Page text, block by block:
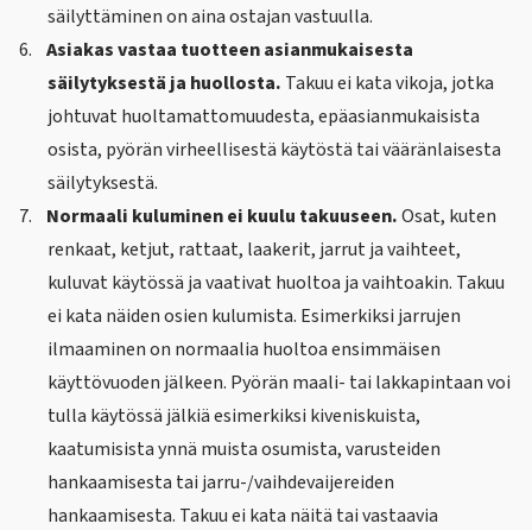
säilyttäminen on aina ostajan vastuulla.
6. Asiakas vastaa tuotteen asianmukaisesta
säilytyksestä ja huollosta. Takuu ei kata vikoja, jotka
johtuvat huoltamattomuudesta, epäasianmukaisista
osista, pyörän virheellisestä käytöstä tai vääränlaisesta
säilytyksestä.
7.
Normaali kuluminen ei kuulu takuuseen.Osat, kuten
renkaat, ketjut, rattaat, laakerit, jarrut ja vaihteet,
kuluvat käytössä ja vaativat huoltoa ja vaihtoakin. Takuu
ei kata näiden osien kulumista. Esimerkiksi jarrujen
ilmaaminen on normaalia huoltoa ensimmäisen
käyttövuoden jälkeen. Pyörän maali- tai lakkapintaan voi
tulla käytössä jälkiä esimerkiksi kiveniskuista,
kaatumisista ynnä muista osumista, varusteiden
hankaamisesta tai jarru-/vaihdevaijereiden
hankaamisesta. Takuu ei kata näitä tai vastaavia